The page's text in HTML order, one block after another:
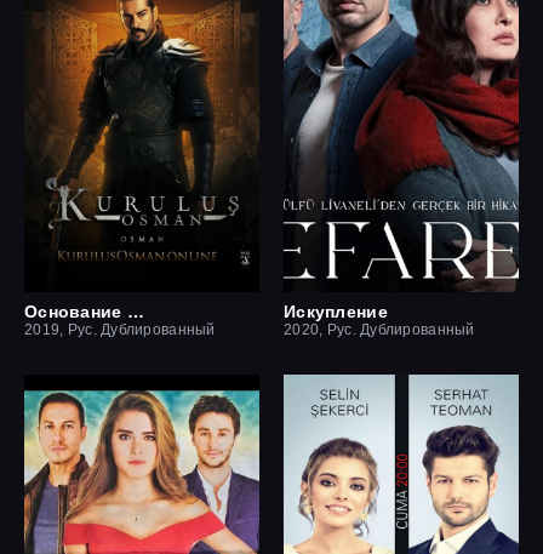
Основание Осман
2019, Рус. Дублированный
Искупление
2020, Рус. Дублированный